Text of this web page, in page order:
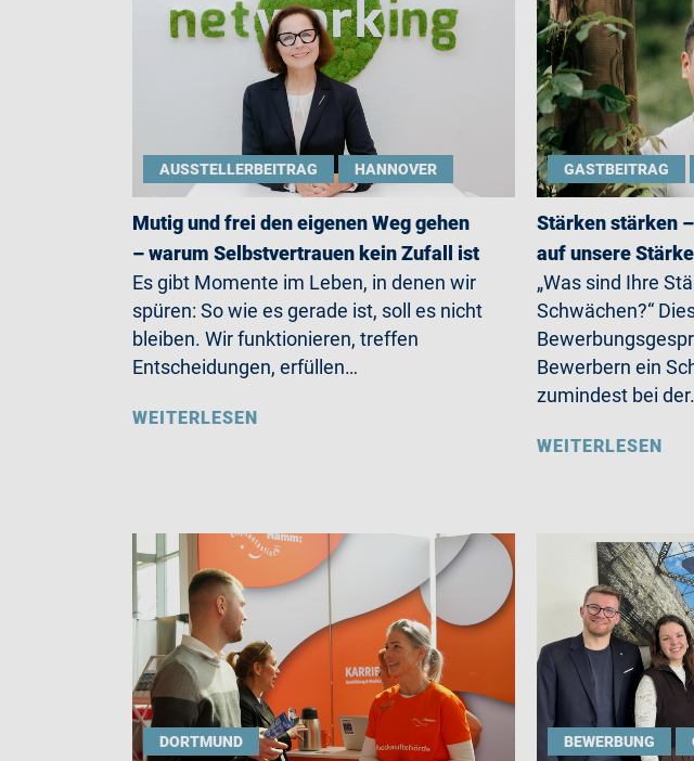
AUSSTELLERBEITRAG HANNOVER
Mutig und frei den eigenen Weg gehen
– warum Selbstvertrauen kein Zufall ist
Es gibt Momente im Leben, in denen wir
spüren: So wie es gerade ist, soll es nicht
bleiben. Wir funktionieren, treffen
Entscheidungen, erfüllen…
WEITERLESEN
GASTBEITRAG
Stärken stärken
auf unsere
„Was sind Ihre
Schwächen?“
Bewerbern ein
zumindest bei
WEITERLESEN
DORTMUND BEWERBUNG